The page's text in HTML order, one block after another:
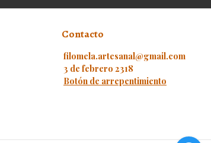
Contacto
filomela.artesanal@gmail.com
3 de febrero 2318
Botón de arrepentimiento